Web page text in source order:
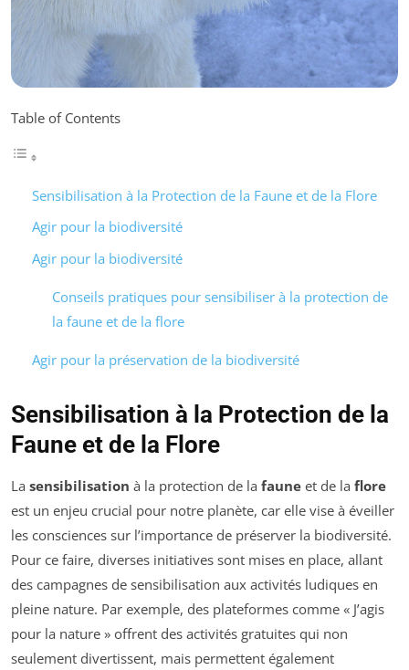
Table of Contents
Sensibilisation à la Protection de la Faune et de la Flore
Agir pour la biodiversité
Agir pour la biodiversité
Conseils pratiques pour sensibiliser à la protection de
la faune et de la flore
Agir pour la préservation de la biodiversité
Sensibilisation à la Protection de la
Faune et de la Flore
La sensibilisation à la protection de la faune et de la flore
est un enjeu crucial pour notre planète, car elle vise à éveiller
les consciences sur l’importance de préserver la biodiversité.
Pour ce faire, diverses initiatives sont mises en place, allant
des campagnes de sensibilisation aux activités ludiques en
pleine nature. Par exemple, des plateformes comme « J’agis
pour la nature » offrent des activités gratuites qui non
seulement divertissent, mais permettent également